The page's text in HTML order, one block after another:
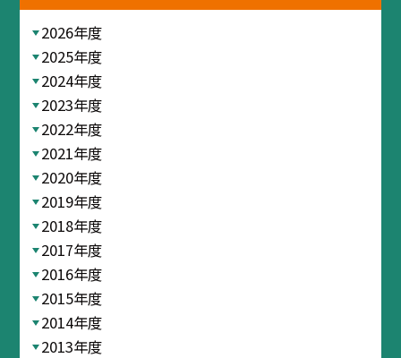
2026年度
2025年度
2024年度
2023年度
2022年度
2021年度
2020年度
2019年度
2018年度
2017年度
2016年度
2015年度
2014年度
2013年度